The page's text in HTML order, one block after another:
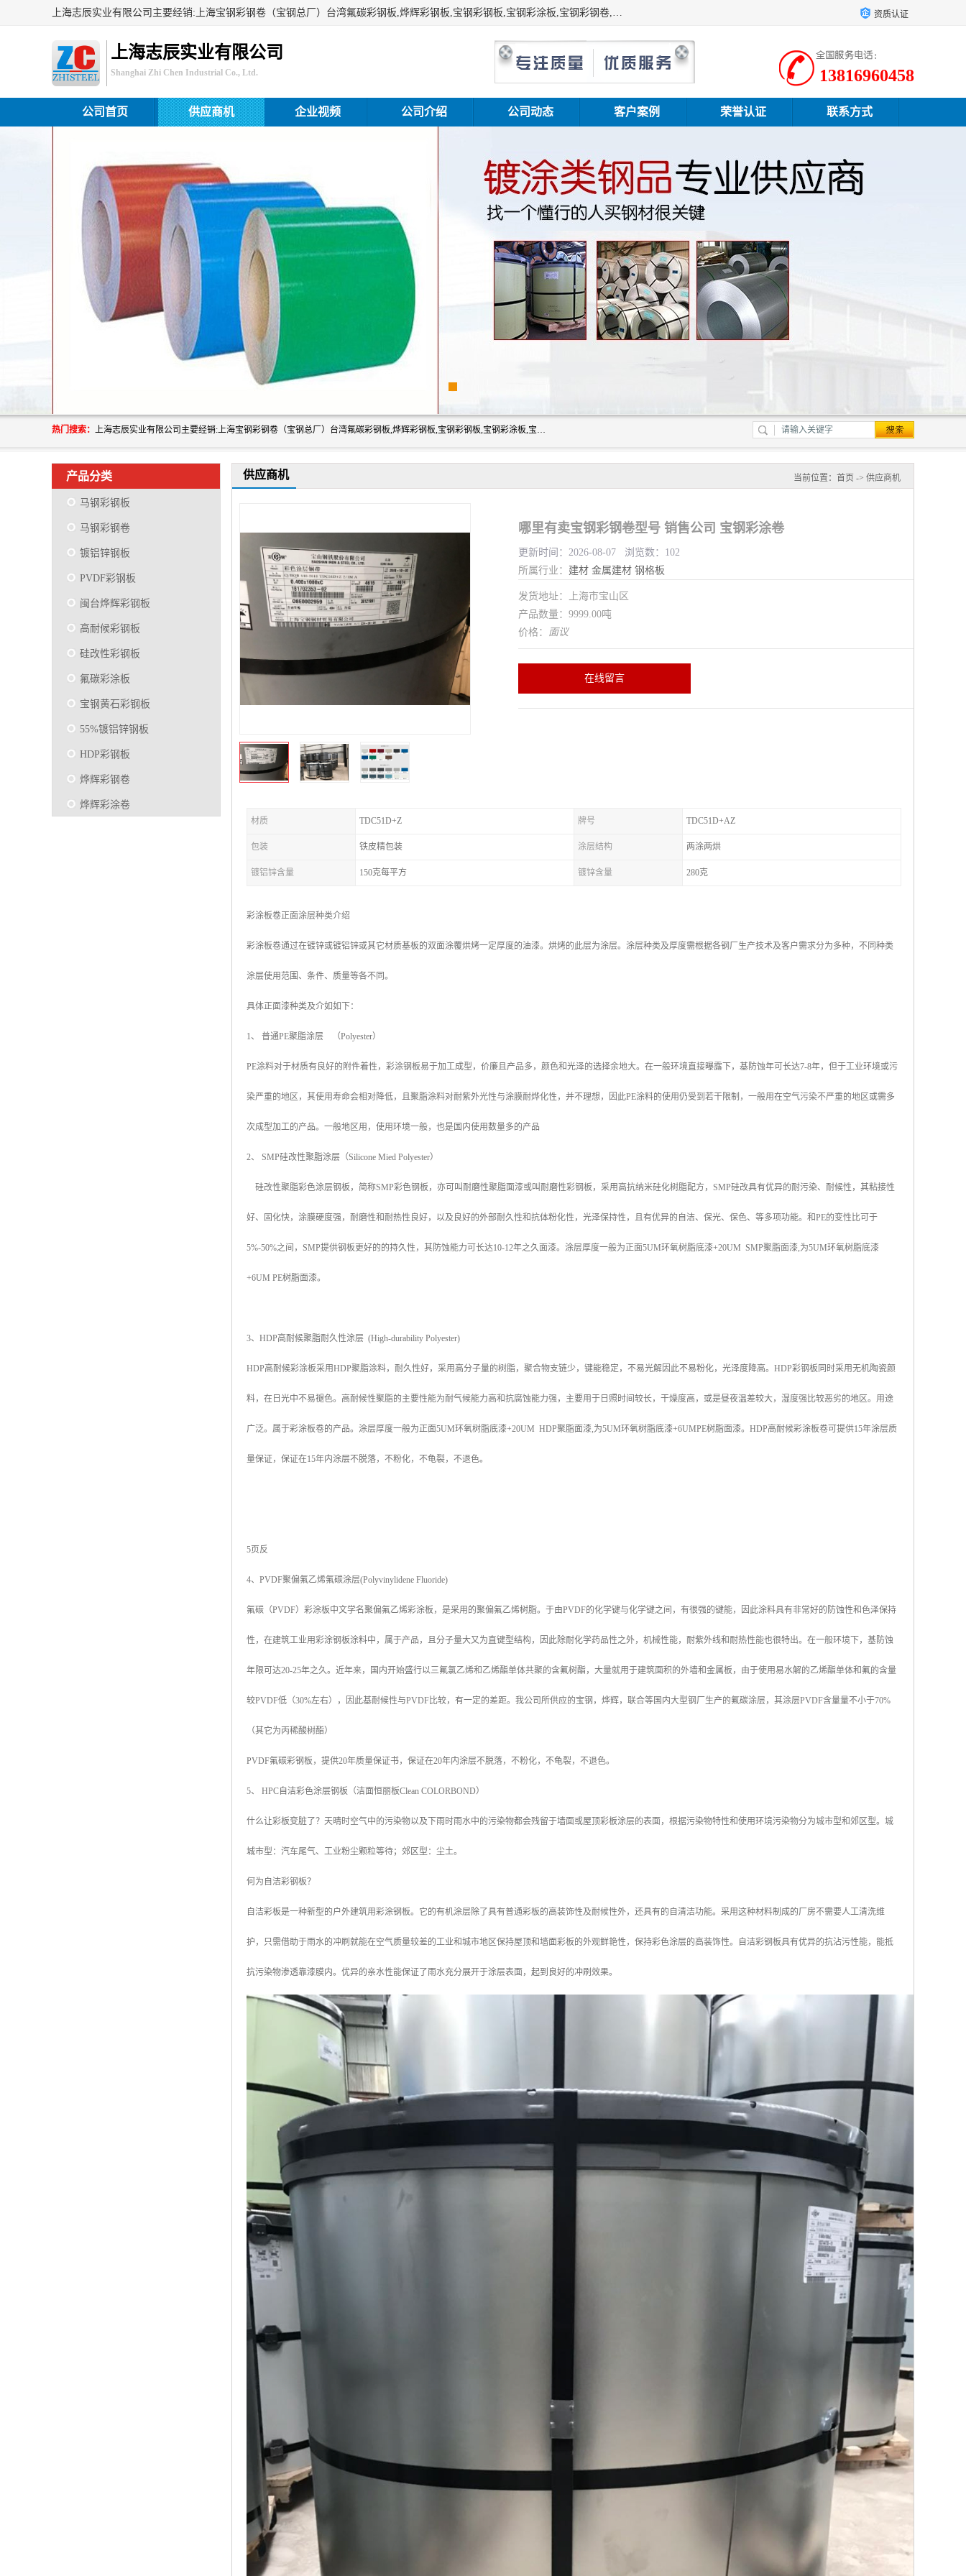
上海志辰实业有限公司主要经销:上海宝钢彩钢卷（宝钢总厂）台湾氟碳彩钢板,烨辉彩钢板,宝钢彩钢板,宝钢彩涂板,宝钢彩钢卷,马钢彩钢板,马钢彩钢卷,镀铝锌钢板,PVDF彩钢板,台湾烨辉彩钢板,高耐候彩钢板,硅改性彩钢板,规格齐全。 资质认证
上海志辰实业有限公司
Shanghai Zhi Chen Industrial Co., Ltd. 13816960458
公司首页 供应商机 企业视频 公司介绍 公司动态 客户案例 荣誉认证 联系方式
热门搜索： 上海志辰实业有限公司主要经销:上海宝钢彩钢卷（宝钢总厂）台湾氟碳彩钢板,烨辉彩钢板,宝钢彩钢板,宝钢彩涂板,宝钢彩钢卷,马钢彩钢板,马钢彩钢卷,镀铝锌钢板,PVDF彩钢板,台湾烨辉彩钢板,高耐候彩钢板,硅改性彩钢板,规格齐全。
产品分类
马钢彩钢板
马钢彩钢卷
镀铝锌钢板
PVDF彩钢板
闽台烨辉彩钢板
高耐候彩钢板
硅改性彩钢板
氟碳彩涂板
宝钢黄石彩钢板
55%镀铝锌钢板
HDP彩钢板
烨辉彩钢卷
烨辉彩涂卷
供应商机 当前位置： 首页 -> 供应商机
哪里有卖宝钢彩钢卷型号 销售公司 宝钢彩涂卷
更新时间：2026-08-07 浏览数：102
所属行业： 建材 金属建材 钢格板
发货地址：上海市宝山区
产品数量：9999.00吨
价格： 面议
在线留言
材质 TDC51D+Z 牌号 TDC51D+AZ
包装 铁皮精包装 涂层结构 两涂两烘
镀铝锌含量 150克每平方 镀锌含量 280克
彩涂板卷正面涂层种类介绍
彩涂板卷通过在镀锌或镀铝锌或其它材质基板的双面涂覆烘烤一定厚度的油漆。烘烤的此层为涂层。涂层种类及厚度需根据各钢厂生产技术及客户需求分为多种，不同种类
涂层使用范围、条件、质量等各不同。
具体正面漆种类及介如如下：
1、 普通PE聚脂涂层 （Polyester）
PE涂料对于材质有良好的附件着性，彩涂钢板易于加工成型，价廉且产品多，颜色和光泽的选择余地大。在一般环境直接曝露下，基防蚀年可长达7-8年，但于工业环境或污
染严重的地区，其使用寿命会相对降低，且聚脂涂料对耐紫外光性与涂膜耐烨化性，并不理想，因此PE涂料的使用仍受到若干限制，一般用在空气污染不严重的地区或需多
次成型加工的产品。一般地区用，使用环境一般，也是国内使用数量多的产品
2、 SMP硅改性聚脂涂层（Silicone Mied Polyester）
硅改性聚脂彩色涂层钢板，简称SMP彩色钢板，亦可叫耐磨性聚脂面漆或叫耐磨性彩钢板，采用高抗纳米硅化树脂配方，SMP硅改具有优异的耐污染、耐候性，其粘接性
好、固化快，涂膜硬度强，耐磨性和耐热性良好，以及良好的外部耐久性和抗体粉化性，光泽保持性，且有优异的自洁、保光、保色、等多项功能。和PE的变性比可于
5%-50%之间，SMP提供钢板更好的的持久性，其防蚀能力可长达10-12年之久面漆。涂层厚度一般为正面5UM环氧树脂底漆+20UM SMP聚脂面漆,为5UM环氧树脂底漆
+6UM PE树脂面漆。
3、HDP高耐候聚脂耐久性涂层 (High-durability Polyester)
HDP高耐候彩涂板采用HDP聚脂涂料，耐久性好，采用高分子量的树脂，聚合物支链少，键能稳定，不易光解因此不易粉化，光泽度降高。HDP彩钢板同时采用无机陶瓷颜
料，在日光中不易褪色。高耐候性聚脂的主要性能为耐气候能力高和抗腐蚀能力强，主要用于日照时间较长，干燥度高，或是昼夜温差较大，湿度强比较恶劣的地区。用途
广泛。属于彩涂板卷的产品。涂层厚度一般为正面5UM环氧树脂底漆+20UM HDP聚脂面漆,为5UM环氧树脂底漆+6UMPE树脂面漆。HDP高耐候彩涂板卷可提供15年涂层质
量保证，保证在15年内涂层不脱落，不粉化，不龟裂，不退色。
5页反
4、PVDF聚偏氟乙烯氟碳涂层(Polyvinylidene Fluoride)
氟碳（PVDF）彩涂板中文学名聚偏氟乙烯彩涂板，是采用的聚偏氟乙烯树脂。于由PVDF的化学键与化学键之间，有很强的键能，因此涂料具有非常好的防蚀性和色泽保持
性，在建筑工业用彩涂钢板涂料中，属于产品，且分子量大又为直键型结构，因此除耐化学药品性之外，机械性能，耐紫外线和耐热性能也很特出。在一般环境下，基防蚀
年限可达20-25年之久。近年来，国内开始盛行以三氟氯乙烯和乙烯酯单体共聚的含氟树酯，大量就用于建筑面积的外墙和金属板，由于使用易水解的乙烯酯单体和氟的含量
较PVDF低（30%左右），因此基耐候性与PVDF比较，有一定的差距。我公司所供应的宝钢，烨辉，联合等国内大型钢厂生产的氟碳涂层，其涂层PVDF含量量不小于70%
（其它为丙稀酸树酯）
PVDF氟碳彩钢板，提供20年质量保证书，保证在20年内涂层不脱落，不粉化，不龟裂，不退色。
5、 HPC自洁彩色涂层钢板（洁面恒丽板Clean COLORBOND）
什么让彩板变脏了？天晴时空气中的污染物以及下雨时雨水中的污染物都会残留于墙面或屋顶彩板涂层的表面，根据污染物特性和使用环境污染物分为城市型和郊区型。城
城市型：汽车尾气、工业粉尘颗粒等待；郊区型：尘土。
何为自洁彩钢板？
自洁彩板是一种新型的户外建筑用彩涂钢板。它的有机涂层除了具有普通彩板的高装饰性及耐候性外，还具有的自清洁功能。采用这种材料制成的厂房不需要人工清洗维
护，只需借助于雨水的冲刷就能在空气质量较差的工业和城市地区保持屋顶和墙面彩板的外观鲜艳性，保持彩色涂层的高装饰性。自洁彩钢板具有优异的抗沾污性能，能抵
抗污染物渗透靠漆膜内。优异的亲水性能保证了雨水充分展开于涂层表面，起到良好的冲刷效果。